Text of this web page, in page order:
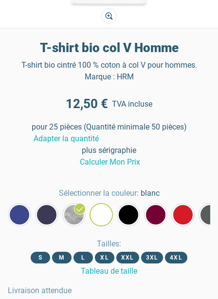
T-shirt bio col V Homme
T-shirt bio cintré 100 % coton à col V pour hommes.
Marque : HRM
12,50 € TVA incluse
pour 25 pièces (Quantité minimale 50 pièces)
Adapter la quantité
plus sérigraphie
Calculer Mon Prix
Sélectionner la couleur: blanc
Tailles:
S M L XL XXL 3XL 4XL
Tableau de taille
Livraison attendue